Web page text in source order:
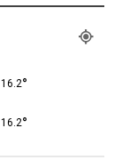
16.2°
16.2°